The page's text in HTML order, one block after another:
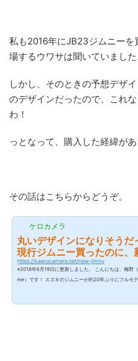
私も2016年にJB23ジムニーを
場するウワサは聞いていました
しかし、そのときの予想デザ
のデザインだったので、これ
わ！
っとなって、購入した経緯があ
その話はこちらからどうぞ。
ケロカメラ
丸いデザインになりそうだ
現行ジムニー買ったのに、
ニーがカッコいい件！
https://kaerucamera.net/new-jimny
※2018年6月19日に更新しました。 こんにちは、梅野
me）です！ スズキのジムニーが約20年ぶりにフルモデ